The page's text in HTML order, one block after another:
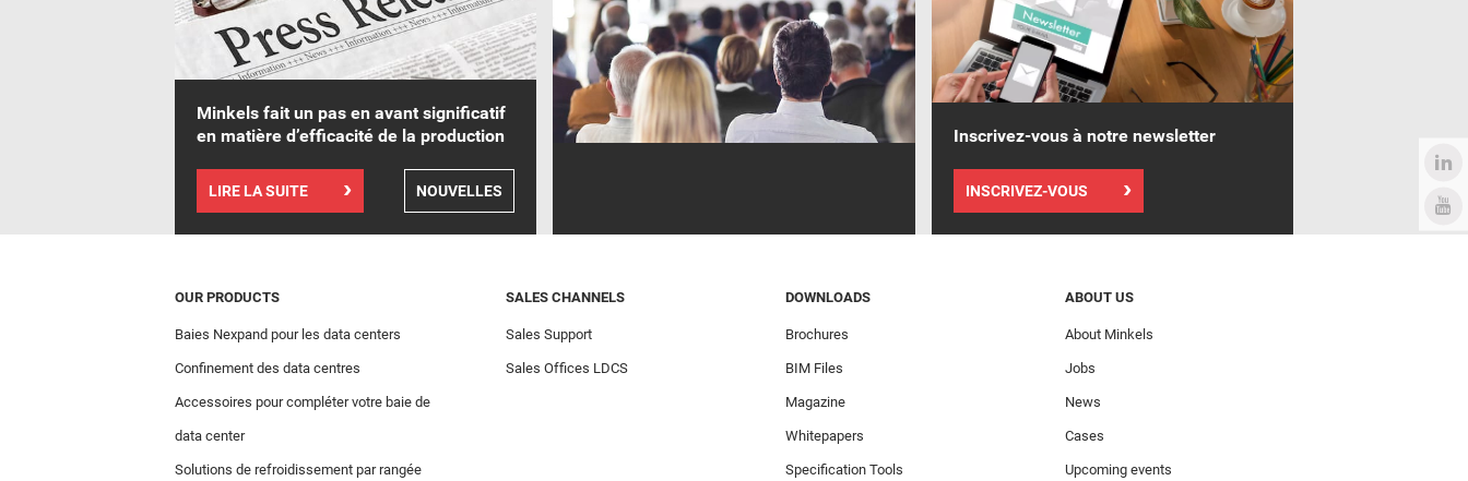
Minkels fait un pas en avant significatif
en matière d’efficacité de la production
LIRE LA SUITE NOUVELLES
Inscrivez-vous à notre newsletter
INSCRIVEZ-VOUS
OUR PRODUCTS
Baies Nexpand pour les data centers
Confinement des data centres
Accessoires pour compléter votre baie de
data center
Solutions de refroidissement par rangée
SALES CHANNELS
Sales Support
Sales Offices LDCS
DOWNLOADS
Brochures
BIM Files
Magazine
Whitepapers
Specification Tools
ABOUT US
About Minkels
Jobs
News
Cases
Upcoming events